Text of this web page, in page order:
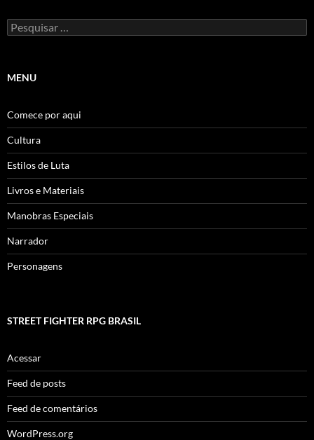
Pesquisar
por:
MENU
Comece por aqui
Cultura
Estilos de Luta
Livros e Materiais
Manobras Especiais
Narrador
Personagens
STREET FIGHTER RPG BRASIL
Acessar
Feed de posts
Feed de comentários
WordPress.org